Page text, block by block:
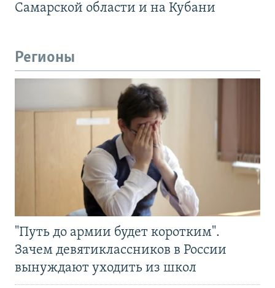
Самарской области и на Кубани
Регионы
"Путь до армии будет коротким".
Зачем девятиклассников в России
вынуждают уходить из школ